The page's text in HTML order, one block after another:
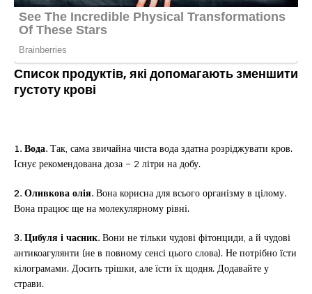
Список продуктів, які допомагають зменшити
густоту крові
1. Вода.Так, сама звичайна чиста вода здатна розріджувати кров.
Існує рекомендована доза – 2 літри на добу.
2. Оливкова олія.Вона корисна для всього організму в цілому.
Вона працює ще на молекулярному рівні.
3. Цибуля і часник.Вони не тільки чудові фітонциди, а й чудові
антикоагулянти (не в повному сенсі цього слова). Не потрібно їсти
кілограмами. Досить трішки, але їсти їх щодня. Додавайте у
страви.